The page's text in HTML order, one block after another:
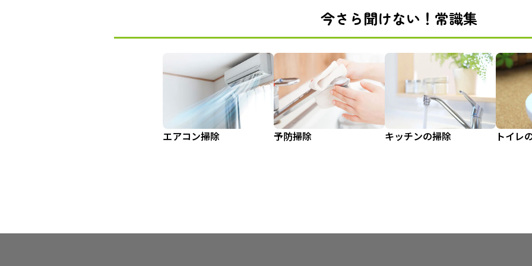
今さら聞けない！常識集
エアコン掃除 予防掃除 キッチンの掃除 トイレ